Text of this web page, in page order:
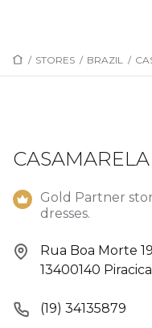
/ STORES / BRAZIL /
Gold Partner
dresses.
Rua Boa Morte
13400140
(19) 34135879